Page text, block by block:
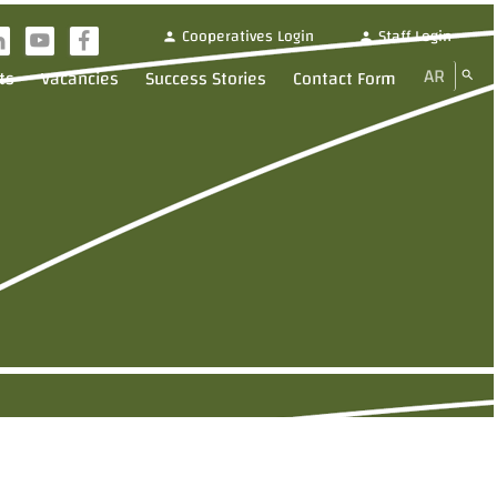
y f person Cooperatives Login person Staff Login
Vacancies Success Stories Contact Form AR search